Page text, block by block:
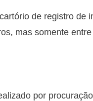
de registro de
mas somente
por